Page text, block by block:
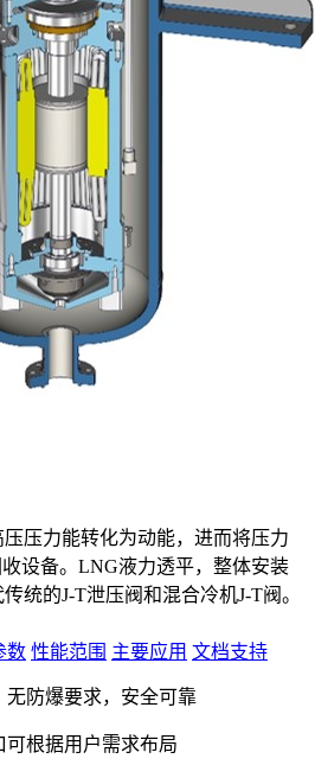
压压力能转化为动能，进而将压力
设备。 LNG液力透平，整体安装
统的J-T泄压阀和混合冷机J-T阀。
数 性能范围 主要应用 文档支持
防爆要求，安全可靠
根据用户需求布局